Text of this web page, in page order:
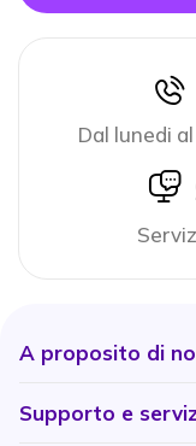
Dal lunedi
A proposito di
Supporto e